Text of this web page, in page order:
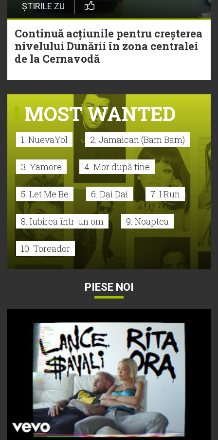
ȘTIRILE ZU
Continuă acțiunile pentru creșterea
nivelului Dunării în zona centralei
de la Cernavodă
MOST WANTED
1. NuevaYol 2. Jamaican (Bam Bam)
3. Yamore 4. Mor după tine
5. Let Me Be 6. Dai Dai 7. I Run
8. Iubirea într-un om 9. Noaptea
10. Toreador
PIESE NOI